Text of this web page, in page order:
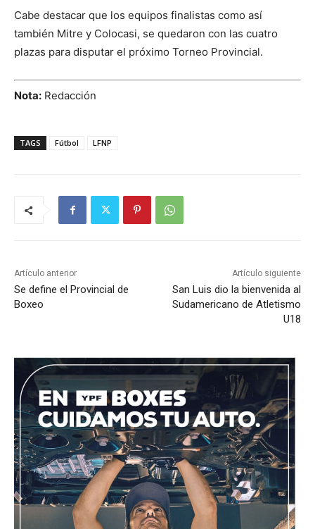
Cabe destacar que los equipos finalistas como así
también Mitre y Colocasi, se quedaron con las cuatro
plazas para disputar el próximo Torneo Provincial.
Nota: Redacción
TAGS Fútbol LFNP
Artículo anterior
Se define el Provincial de
Boxeo
Artículo siguiente
San Luis dio la bienvenida al
Sudamericano de Atletismo
U18